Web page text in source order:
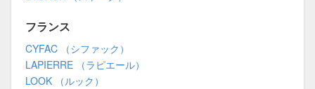
フランス
CYFAC （シファック）
LAPIERRE （ラピエール）
LOOK （ルック）